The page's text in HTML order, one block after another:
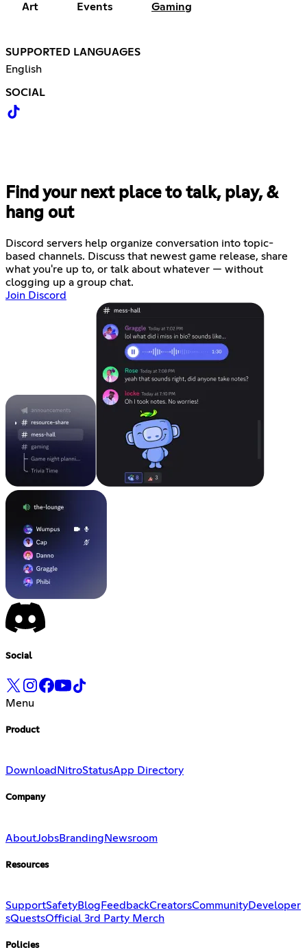
Art Events Gaming
SUPPORTED LANGUAGES
English
SOCIAL
Find your next place to talk, play, &
hang out
Discord servers help organize conversation into topic-
based channels. Discuss that newest game release, share
what you're up to, or talk about whatever — without
clogging up a group chat.
Join Discord
Social
Menu
Product
Download NitroStatusApp Directory
Company
AboutJobsBrandingNewsroom
Resources
SupportSafetyBlog FeedbackCreatorsCommunityDeveloper
sQuestsOfficial 3rd Party Merch
Policies